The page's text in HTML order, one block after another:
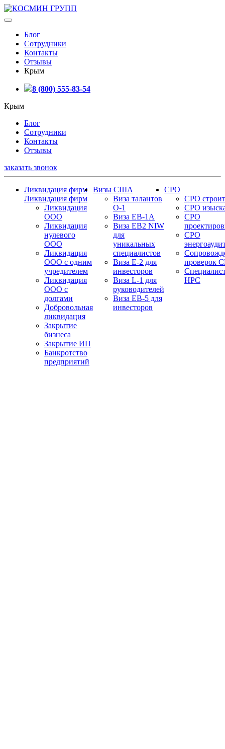
Блог
Сотрудники
Контакты
Отзывы
Крым
8 (800) 555-83-54
Крым
Блог
Сотрудники
Контакты
Отзывы
заказать звонок
Ликвидация фирм
Ликвидация фирм
Ликвидация
ООО
Ликвидация
нулевого
ООО
Ликвидация
ООО с одним
учредителем
Ликвидация
ООО с
долгами
Добровольная
ликвидация
Закрытие
бизнеса
Закрытие ИП
Банкротство
предприятий
Визы США
Виза талантов
О-1
Виза EB-1A
Виза EB2 NIW
для
уникальных
специалистов
Виза E-2 для
инвесторов
Виза L-1 для
руководителей
Виза EB-5 для
инвесторов
СРО
СРО
СРО
СРО
СРО
проверок
НРС